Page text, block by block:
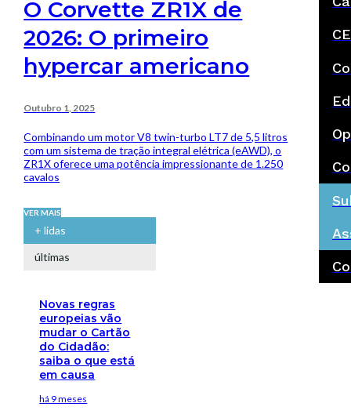
O Corvette ZR1X de
2026: O primeiro
hypercar americano
Outubro 1, 2025
Combinando um motor V8 twin-turbo LT7 de 5,5 litros
com um sistema de tração integral elétrica (eAWD), o
ZR1X oferece uma potência impressionante de 1.250
cavalos
VER MAIS
+ lidas
últimas
Novas regras
europeias vão
mudar o Cartão
do Cidadão:
saiba o que está
em causa
há 9 meses